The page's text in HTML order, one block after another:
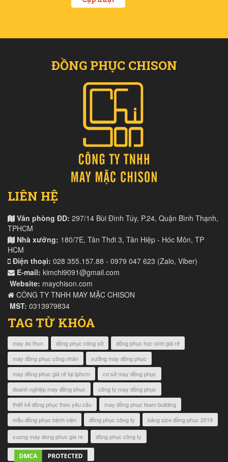
ĐỒNG PHỤC CHISON
LIÊN HỆ
Văn phòng ĐD: 297/14 Bùi Đình Túy, P.24, Quận Bình Thạnh,
TPHCM
Nhà xưởng: 180/7E, Tân Thới 3, Tân Hiệp - Hóc Môn, TP
HCM
Điện thoại: 028 355.157.88 - 0979 047 623 (Zalo, Viber)
E-mail: kimchi9091@gmail.com
Website: maychison.com
CÔNG TY TNHH MAY MẶC CHISON
MST: 0313979834
TAG TỪ KHÓA
may áo thun đồng phục công sở
đồng phục học sinh giá rẻ
may đồng phục công nhân
xưởng may đồng phục
may đồng phục giá rẻ tại tphcm
cơ sở may đồng phục
doanh nghiệp may đồng phục
công ty may đồng phục
thiết kế đồng phục theo yêu cầu
may đồng phục team building
mẫu đồng phục bệnh viện
đồng phục công ty bảng size đồng phục 2019
xuong may dong phuc gia re đồng phục công ty